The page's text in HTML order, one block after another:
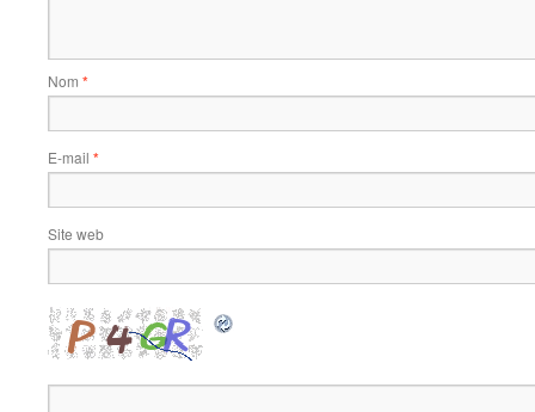
Nom *
E-mail *
Site web